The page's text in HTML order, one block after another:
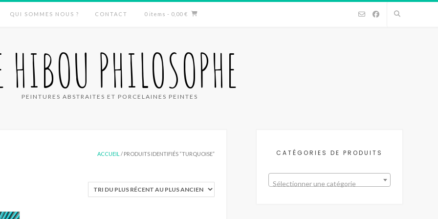
QUI SOMMES NOUS ? CONTACT 0 items - 0,00 €
HIBOU PHILOSOPHE
PEINTURES ABSTRAITES ET PORCELAINES PEINTES
ACCUEIL / PRODUITS IDENTIFIÉS “TURQUOISE” CATÉGORIES DE PRODUITS
Sélectionner une catégorie